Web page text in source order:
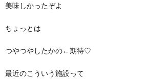
美味しかったぞよ
ちょっとは
つやつやしたかの←期待♡
最近のこういう施設って